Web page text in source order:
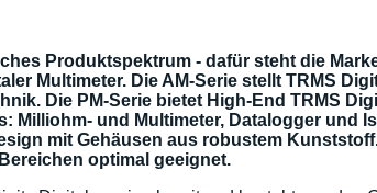
Produktspektrum - dafür steht die Marke
Multimeter. Die AM-Serie stellt TRMS
Die PM-Serie bietet High-End TRMS
Milliohm- und Multimeter, Datalogger
mit Gehäusen aus robustem
optimal geeignet.